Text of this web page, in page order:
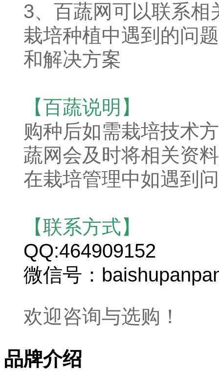
3、百蔬网可以联系
栽培种植中遇到的问
和解决方案
【百蔬说明】
购种后如需栽培技术
蔬网会及时将相关资
在栽培管理中如遇到
【联系方式】
QQ:464909152
微信号：
欢迎咨询与选购！
品牌介绍